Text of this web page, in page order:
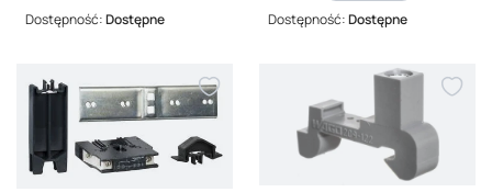
Dostępność:Dostępne Dostępność:Dostępne